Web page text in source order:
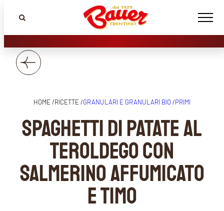
HOME /RICETTE /GRANULARI E GRANULARI BIO/PRIMI
Spaghetti di patate al
Teroldego con
salmerino affumicato
e timo